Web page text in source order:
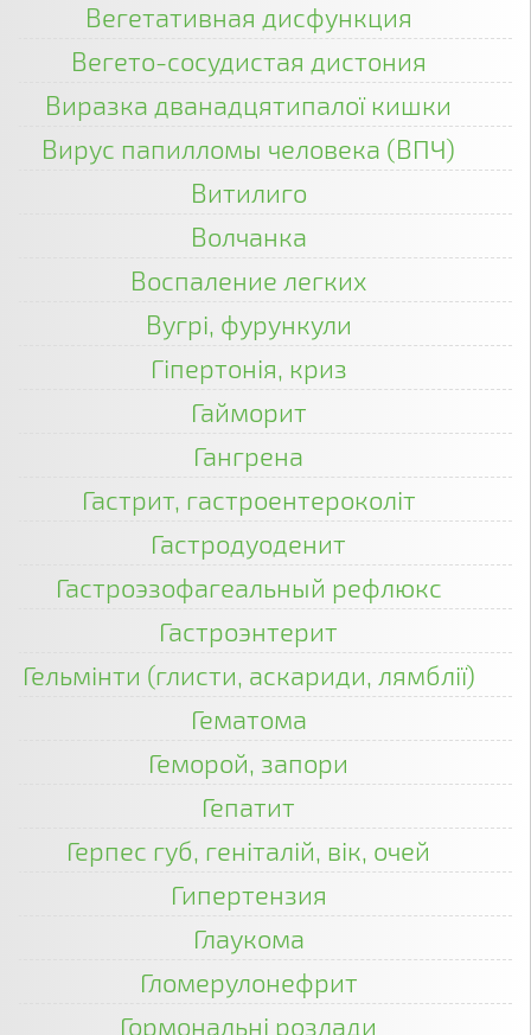
Вегетативная дисфункция
Вегето-сосудистая дистония
Виразка дванадцятипалої кишки
Вирус папилломы человека (ВПЧ)
Витилиго
Волчанка
Воспаление легких
Вугрі, фурункули
Гіпертонія, криз
Гайморит
Гангрена
Гастрит, гастроентероколіт
Гастродуоденит
Гастроэзофагеальный рефлюкс
Гастроэнтерит
Гельмінти (глисти, аскариди, лямблії)
Гематома
Геморой, запори
Гепатит
Герпес губ, геніталій, вік, очей
Гипертензия
Глаукома
Гломерулонефрит
Гормональні розлади